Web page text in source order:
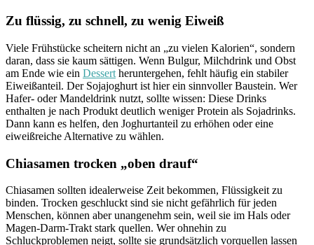
Zu flüssig, zu schnell, zu wenig Eiweiß
Viele Frühstücke scheitern nicht an „zu vielen Kalorien“, sondern
daran, dass sie kaum sättigen. Wenn Bulgur, Milchdrink und Obst
am Ende wie ein Dessert heruntergehen, fehlt häufig ein stabiler
Eiweißanteil. Der Sojajoghurt ist hier ein sinnvoller Baustein. Wer
Hafer- oder Mandeldrink nutzt, sollte wissen: Diese Drinks
enthalten je nach Produkt deutlich weniger Protein als Sojadrinks.
Dann kann es helfen, den Joghurtanteil zu erhöhen oder eine
eiweißreiche Alternative zu wählen.
Chiasamen trocken „oben drauf“
Chiasamen sollten idealerweise Zeit bekommen, Flüssigkeit zu
binden. Trocken geschluckt sind sie nicht gefährlich für jeden
Menschen, können aber unangenehm sein, weil sie im Hals oder
Magen-Darm-Trakt stark quellen. Wer ohnehin zu
Schluckproblemen neigt, sollte sie grundsätzlich vorquellen lassen